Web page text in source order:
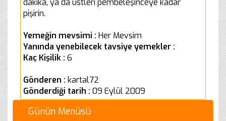
pişirin.
Yemeğin mevsimi : Her Mevsim
Yanında yenebilecek tavsiye yemekler :
Kaç Kişilik : 6
Gönderen : kartal72
Gönderdiği tarih : 09 Eylül 2009
Günün Menüsü